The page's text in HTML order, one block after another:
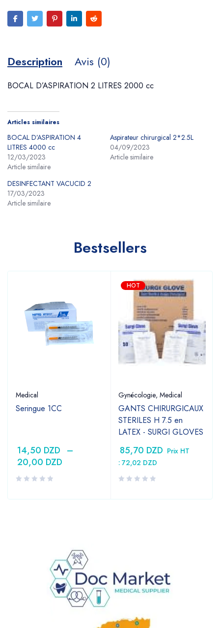
Description Avis (0)
BOCAL D’ASPIRATION 2 LITRES 2000 cc
Articles similaires
BOCAL D’ASPIRATION 4
LITRES 4000 cc
12/03/2023
Article similaire
Aspirateur chirurgical 2*2.5L
04/09/2023
Article similaire
DESINFECTANT VACUCID 2
17/03/2023
Article similaire
Bestsellers
Medical
Seringue 1CC
14,50 DZD –
20,00 DZD
HOT
Gynécologie, Medical
GANTS CHIRURGICAUX
STERILES H 7.5 en
LATEX - SURGI GLOVES
85,70 DZD Prix HT
: 72,02 DZD